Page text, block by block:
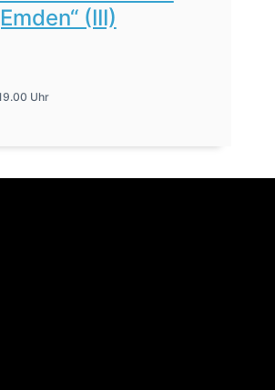
(III)
Uhr